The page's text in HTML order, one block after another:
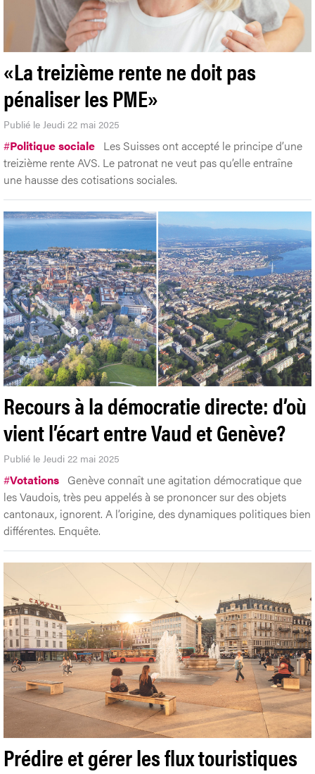
«La treizième rente ne doit pas
pénaliser les PME»
Publié le Jeudi 22 mai 2025
#Politique sociale Les Suisses ont accepté le principe d’une
treizième rente AVS. Le patronat ne veut pas qu’elle entraîne
une hausse des cotisations sociales.
Recours à la démocratie directe: d’où
vient l’écart entre Vaud et Genève?
Publié le Jeudi 22 mai 2025
#Votations Genève connaît une agitation démocratique que
les Vaudois, très peu appelés à se prononcer sur des objets
cantonaux, ignorent. A l’origine, des dynamiques politiques bien
différentes. Enquête.
Prédire et gérer les flux touristiques